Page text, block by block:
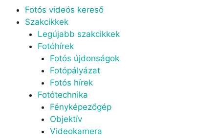
Menu
Fotós videós kereső
Szakcikkek
Legújabb szakcikkek
Fotóhírek
Fotós újdonságok
Fotópályázat
Fotós hírek
Fotótechnika
Fényképezőgép
Objektív
Videokamera